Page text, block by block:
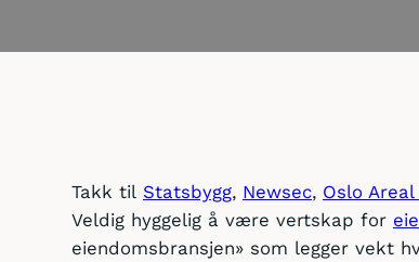
Takk til Statsbygg, Newsec, Oslo Areal
Veldig hyggelig å være vertskap for
eiendomsbransjen» som legger vekt